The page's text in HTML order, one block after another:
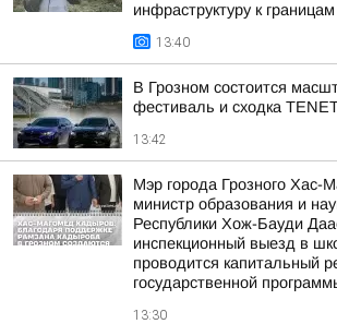
инфраструктуру к
13:40
В Грозном состоится
фестиваль и сходка
13:42
Мэр города Грозного Хас-
министр образования и
Республики Хож-Бауди
инспекционный выезд в
проводится капитальный
государственной
13:30